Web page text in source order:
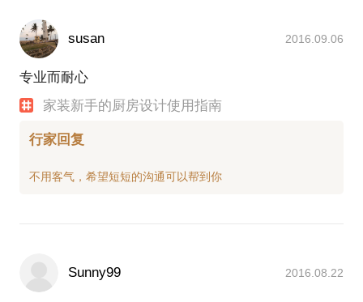
susan 2016.09.06
专业而耐心
家装新手的厨房设计使用指南
行家回复
Sunny99 2016.08.22